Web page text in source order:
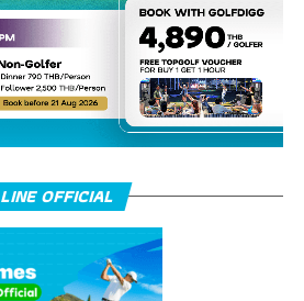
LINE OFFICIAL